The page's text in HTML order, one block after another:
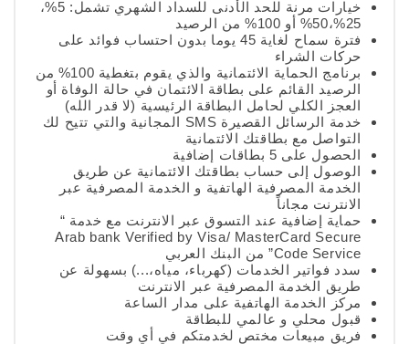
خيارات مرنة للحد الأدنى للسداد الشهري تشمل: 5%،
25%،50% أو 100% من الرصيد
فترة سماح لغاية 45 يوما بدون احتساب فوائد على
حركات الشراء
برنامج الحماية الائتمانية والذي يقوم بتغطية 100% من
الرصيد القائم على بطاقة الائتمان في حالة الوفاة أو
العجز الكلي لحامل البطاقة الرئيسية (لا قدر الله)
خدمة الرسائل القصيرة SMS المجانية والتي تتيح لك
التواصل مع بطاقتك الائتمانية
الحصول على 5 بطاقات إضافية
الوصول إلى حساب بطاقتك الائتمانية عن طريق
الخدمة المصرفية الهاتفية و الخدمة المصرفية عبر
الانترنت مجاناً
حماية إضافية عند التسوق عبر الانترنت مع خدمة “
Arab bank Verified by Visa/ MasterCard Secure
Code Service” من البنك العربي
سدد فواتير الخدمات (كهرباء، مياه،...) بسهولة عن
طريق الخدمة المصرفية عبر الانترنت
مركز الخدمة الهاتفية على مدار الساعة
قبول محلي و عالمي للبطاقة
فريق مبيعات مختص لخدمتكم في أي وقت